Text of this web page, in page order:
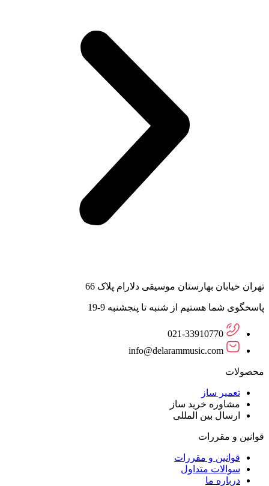
تهران خیابان بهارستان موسیقی دلارام پلاک 66
پاسخگوی شما هستیم از شنبه تا پنجشنبه 9-19
021-33910770
info@delarammusic.com
محصولات
تعمیر ساز
مشاوره خرید ساز
ارسال بین المللی
قوانین و مقررات
قوانین و مقررات
سوالات متداول
درباره ما